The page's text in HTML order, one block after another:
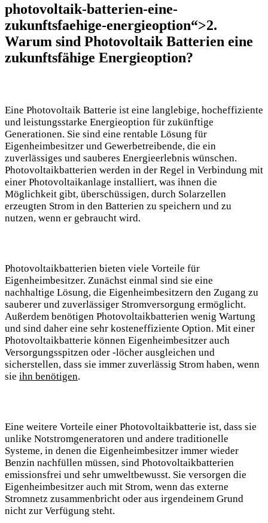
photovoltaik-batterien-eine-
zukunftsfaehige-energieoption“>2.
Warum sind Photovoltaik Batterien eine
zukunftsfähige Energieoption?
Eine Photovoltaik Batterie ist eine langlebige, hocheffiziente
und leistungsstarke Energieoption für zukünftige
Generationen. Sie sind eine rentable Lösung für
Eigenheimbesitzer und Gewerbetreibende, die ein
zuverlässiges und sauberes Energieerlebnis wünschen.
Photovoltaikbatterien werden in der Regel in Verbindung mit
einer Photovoltaikanlage installiert, was ihnen die
Möglichkeit gibt, überschüssigen, durch Solarzellen
erzeugten Strom in den Batterien zu speichern und zu
nutzen, wenn er gebraucht wird.
Photovoltaikbatterien bieten viele Vorteile für
Eigenheimbesitzer. Zunächst einmal sind sie eine
nachhaltige Lösung, die Eigenheimbesitzern den Zugang zu
sauberer und zuverlässiger Stromversorgung ermöglicht.
Außerdem benötigen Photovoltaikbatterien wenig Wartung
und sind daher eine sehr kosteneffiziente Option. Mit einer
Photovoltaikbatterie können Eigenheimbesitzer auch
Versorgungsspitzen oder -löcher ausgleichen und
sicherstellen, dass sie immer zuverlässig Strom haben, wenn
sie ihn benötigen.
Eine weitere Vorteile einer Photovoltaikbatterie ist, dass sie
unlike Notstromgeneratoren und andere traditionelle
Systeme, in denen die Eigenheimbesitzer immer wieder
Benzin nachfüllen müssen, sind Photovoltaikbatterien
emissionsfrei und sehr umweltbewusst. Sie versorgen die
Eigenheimbesitzer auch mit Strom, wenn das externe
Stromnetz zusammenbricht oder aus irgendeinem Grund
nicht zur Verfügung steht.